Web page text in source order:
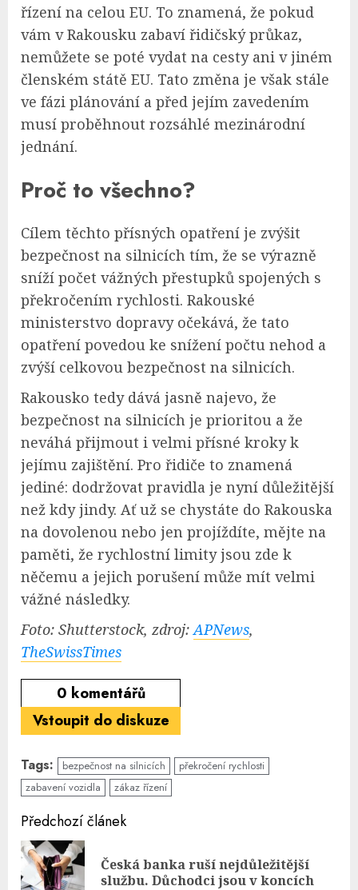
řízení na celou EU. To znamená, že pokud
vám v Rakousku zabaví řidičský průkaz,
nemůžete se poté vydat na cesty ani v jiném
členském státě EU. Tato změna je však stále
ve fázi plánování a před jejím zavedením
musí proběhnout rozsáhlé mezinárodní
jednání.
Proč to všechno?
Cílem těchto přísných opatření je zvýšit
bezpečnost na silnicích tím, že se výrazně
sníží počet vážných přestupků spojených s
překročením rychlosti. Rakouské
ministerstvo dopravy očekává, že tato
opatření povedou ke snížení počtu nehod a
zvýší celkovou bezpečnost na silnicích.
Rakousko tedy dává jasně najevo, že
bezpečnost na silnicích je prioritou a že
neváhá přijmout i velmi přísné kroky k
jejímu zajištění. Pro řidiče to znamená
jediné: dodržovat pravidla je nyní důležitější
než kdy jindy. Ať už se chystáte do Rakouska
na dovolenou nebo jen projíždíte, mějte na
paměti, že rychlostní limity jsou zde k
něčemu a jejich porušení může mít velmi
vážné následky.
Foto: Shutterstock, zdroj:APNews,
TheSwissTimes
0 komentářů
Vstoupit do diskuze
Tags: bezpečnost na silnicích
překročení rychlosti
zabavení vozidla
zákaz řízení
Continue
Reading
Předchozí článek
Česká banka ruší nejdůležitější
službu. Důchodci jsou v koncích